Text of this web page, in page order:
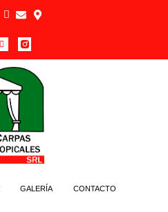
GALERÍA CONTACTO